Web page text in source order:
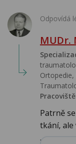
Odpovídá
MUDr.
Patrně
tkání, ale
...